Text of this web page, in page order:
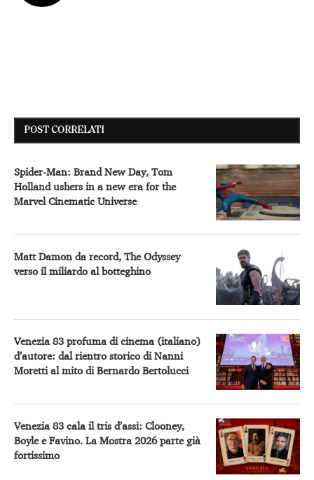
POST CORRELATI
Spider-Man: Brand New Day, Tom
Holland ushers in a new era for the
Marvel Cinematic Universe
Matt Damon da record, The Odyssey
verso il miliardo al botteghino
Venezia 83 profuma di cinema (italiano)
d’autore: dal rientro storico di Nanni
Moretti al mito di Bernardo Bertolucci
Venezia 83 cala il tris d’assi: Clooney,
Boyle e Favino. La Mostra 2026 parte già
fortissimo